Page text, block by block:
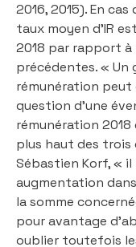
2016, 2015). En
taux moyen d’IR
2018 par rapport à
précédentes. «
rémunération peut
question d’une
rémunération
plus haut des trois
Sébastien Korf, «
augmentation
la somme
pour avantage
oublier toutefois